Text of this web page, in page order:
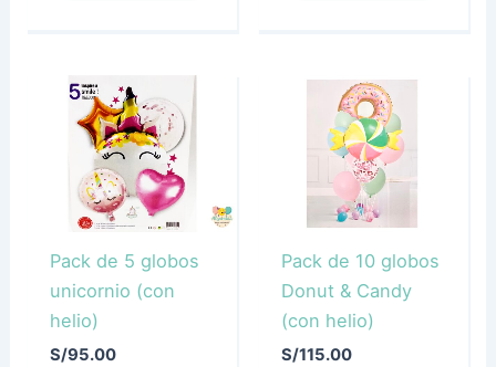
Pack de 5 globos
unicornio (con
helio)
S/95.00
Pack de 10 globos
Donut & Candy
(con helio)
S/115.00